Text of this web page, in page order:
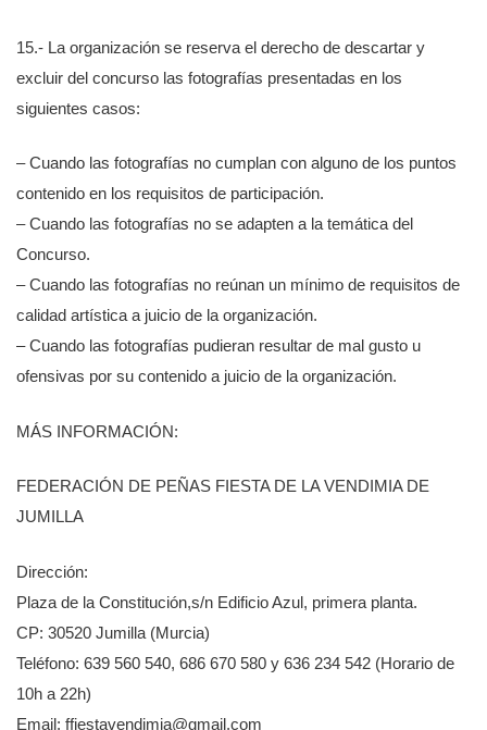
15.- La organización se reserva el derecho de descartar y
excluir del concurso las fotografías presentadas en los
siguientes casos:
– Cuando las fotografías no cumplan con alguno de los puntos
contenido en los requisitos de participación.
– Cuando las fotografías no se adapten a la temática del
Concurso.
– Cuando las fotografías no reúnan un mínimo de requisitos de
calidad artística a juicio de la organización.
– Cuando las fotografías pudieran resultar de mal gusto u
ofensivas por su contenido a juicio de la organización.
MÁS INFORMACIÓN:
FEDERACIÓN DE PEÑAS FIESTA DE LA VENDIMIA DE
JUMILLA
Dirección:
Plaza de la Constitución,s/n Edificio Azul, primera planta.
CP: 30520 Jumilla (Murcia)
Teléfono: 639 560 540, 686 670 580 y 636 234 542 (Horario de
10h a 22h)
Email: ffiestavendimia@gmail.com